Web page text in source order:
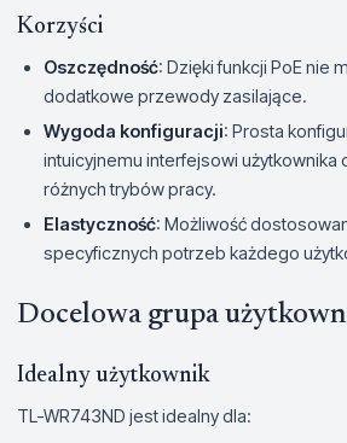
Korzyści
Oszczędność: Dzięki funkcji PoE nie
dodatkowe przewody zasilające.
Wygoda konfiguracji: Prosta
intuicyjnemu interfejsowi użytkownika
różnych trybów pracy.
Elastyczność: Możliwość
specyficznych potrzeb każdego
Docelowa grupa
Idealny użytkownik
TL-WR743ND jest idealny dla: